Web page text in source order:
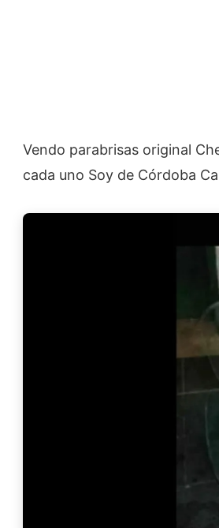
Vendo parabrisas original
cada uno Soy de Córdoba